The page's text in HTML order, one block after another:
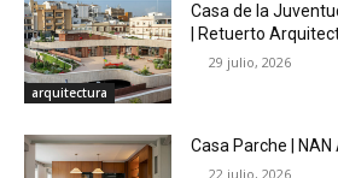
arquitectura
Casa de la
| Retuerto
29 julio, 2026
Casa Parche |
22 julio, 2026